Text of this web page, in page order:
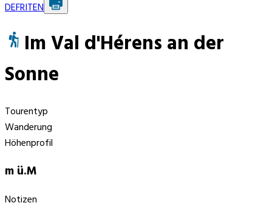
DEFRITEN
Im Val d'Hérens an der
Sonne
Tourentyp
Wanderung
Höhenprofil
m ü.M
Notizen